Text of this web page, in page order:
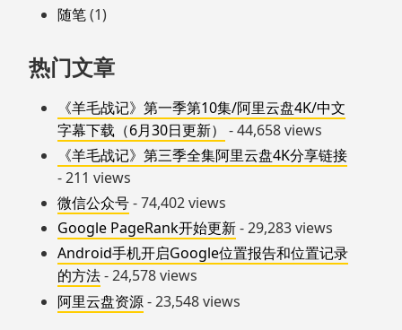
随笔(1)
热门文章
《羊毛战记》第一季第10集/阿里云盘4K/中文
字幕下载（6月30日更新）
- 44,658 views
《羊毛战记》第三季全集阿里云盘4K分享链接
- 211 views
微信公众号- 74,402 views
Google PageRank开始更新- 29,283 views
Android手机开启Google位置报告和位置记录
的方法- 24,578 views
阿里云盘资源- 23,548 views